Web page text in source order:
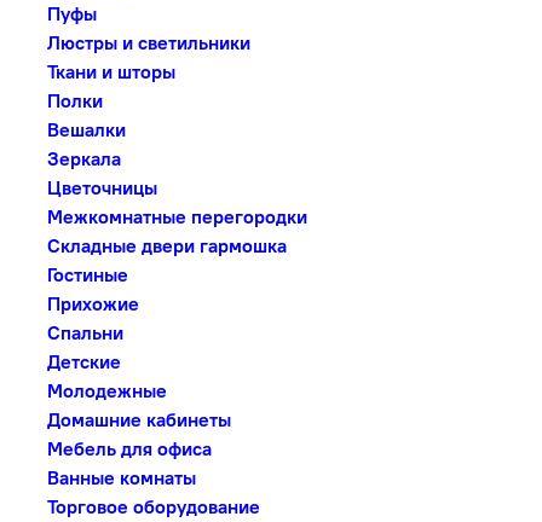
Пуфы
Люстры и светильники
Ткани и шторы
Полки
Вешалки
Зеркала
Цветочницы
Межкомнатные перегородки
Складные двери гармошка
Гостиные
Прихожие
Спальни
Детские
Молодежные
Домашние кабинеты
Мебель для офиса
Ванные комнаты
Торговое оборудование